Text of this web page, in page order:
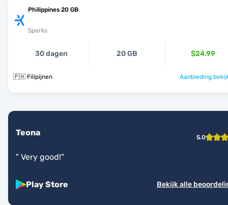
Philippines 20 GB
Sparks
30 dagen 20 GB $24.99
🇵🇭 Filipijnen Aanbieding
Teona 5.0
" Very good!"
Play Store Bekijk alle